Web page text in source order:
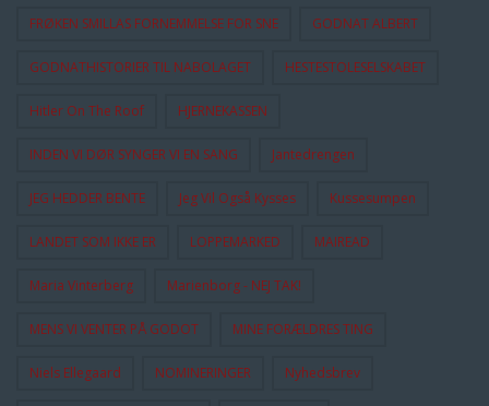
FRØKEN SMILLAS FORNEMMELSE FOR SNE GODNAT ALBERT
GODNATHISTORIER TIL NABOLAGET HESTESTOLESELSKABET
Hitler On The Roof HJERNEKASSEN
INDEN VI DØR SYNGER VI EN SANG Jantedrengen
JEG HEDDER BENTE Jeg Vil Også Kysses Kussesumpen
LANDET SOM IKKE ER LOPPEMARKED MAIREAD
Maria Vinterberg Marienborg - NEJ TAK!
MENS VI VENTER PÅ GODOT MINE FORÆLDRES TING
Niels Ellegaard NOMINERINGER Nyhedsbrev